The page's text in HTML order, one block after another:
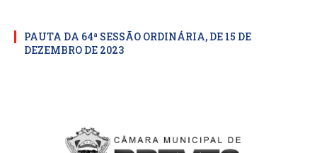
PAUTA DA 64ª SESSÃO ORDINÁRIA, DE 15 DE
DEZEMBRO DE 2023